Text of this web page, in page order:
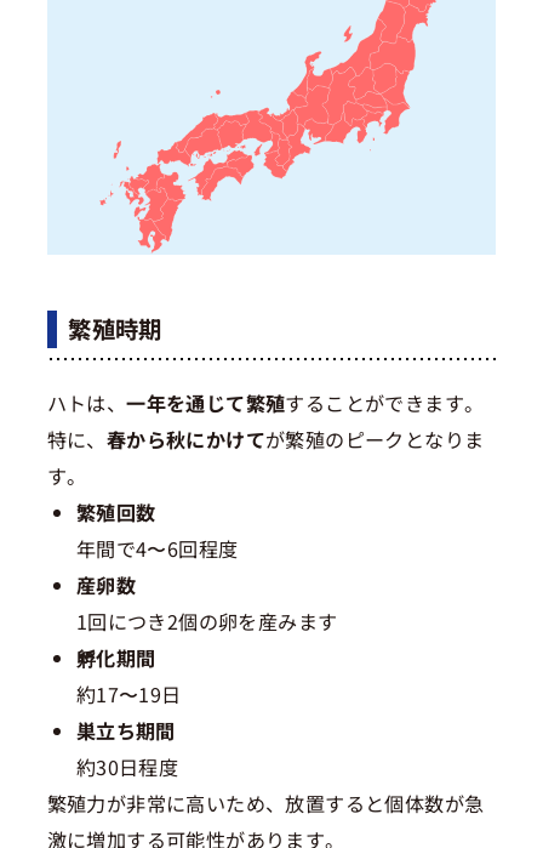
繁殖時期
ハトは、一年を通じて繁殖することができます。
特に、 春から秋にかけてが繁殖のピークとなりま
す。
繁殖回数
年間で4〜6回程度
産卵数
1回につき2個の卵を産みます
孵化期間
約17〜19日
巣立ち期間
約30日程度
繁殖力が非常に高いため、放置すると個体数が急
激に増加する可能性があります。